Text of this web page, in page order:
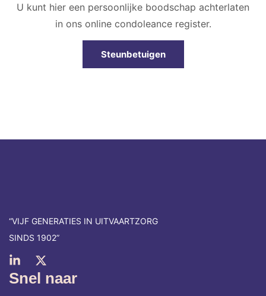
U kunt hier een persoonlijke boodschap achterlaten
in ons online condoleance register.
Steunbetuigen
“VIJF GENERATIES IN UITVAARTZORG
SINDS 1902​”
Snel naar